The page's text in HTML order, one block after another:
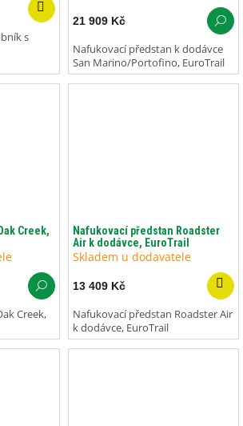
s
21 909 Kč
Nafukovací předstan k dodávce
San Marino/Portofino, EuroTrail
Creek,
Creek,
Nafukovací předstan Roadster
Air k dodávce, EuroTrail
Skladem u dodavatele
13 409 Kč
Nafukovací předstan Roadster Air
k dodávce, EuroTrail